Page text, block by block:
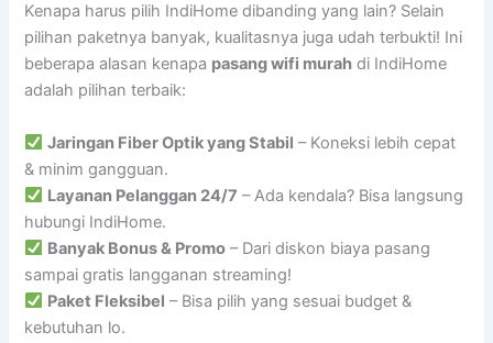
Kenapa harus pilih IndiHome dibanding yang lain? Selain
pilihan paketnya banyak, kualitasnya juga udah terbukti! Ini
beberapa alasan kenapa pasang wifi murah di IndiHome
adalah pilihan terbaik:
Jaringan Fiber Optik yang Stabil – Koneksi lebih cepat
& minim gangguan.
Layanan Pelanggan 24/7 – Ada kendala? Bisa langsung
hubungi IndiHome.
Banyak Bonus & Promo – Dari diskon biaya pasang
sampai gratis langganan streaming!
Paket Fleksibel – Bisa pilih yang sesuai budget &
kebutuhan lo.